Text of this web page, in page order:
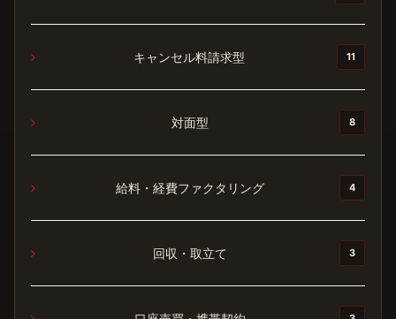
キャンセル料請求型 11
対面型 8
給料・経費ファクタリング 4
回収・取立て 3